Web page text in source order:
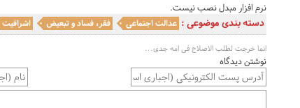
نرم افزار مبدل نصب نیست.
دسته بندی موضوعی : عدالت اجتماعی فقر، فساد و تبعیض اشرافیت
انما خرجت لطلب الاصلاح فی امه جدی...
نوشتن دیدگاه